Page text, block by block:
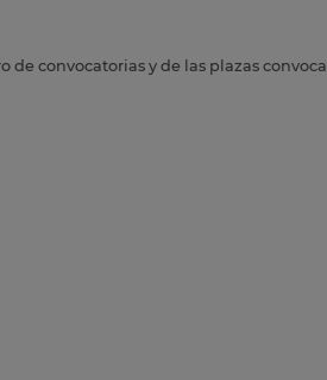
de convocatorias y de las plazas